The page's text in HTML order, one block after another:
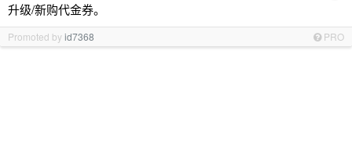
升级/新购代金券。
Promoted byid7368 PRO